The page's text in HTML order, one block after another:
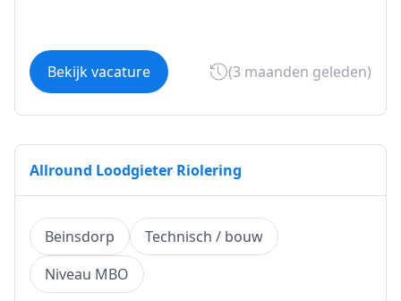
Bekijk vacature (3 maanden geleden)
Allround Loodgieter Riolering
Beinsdorp
Technisch / bouw
Niveau MBO